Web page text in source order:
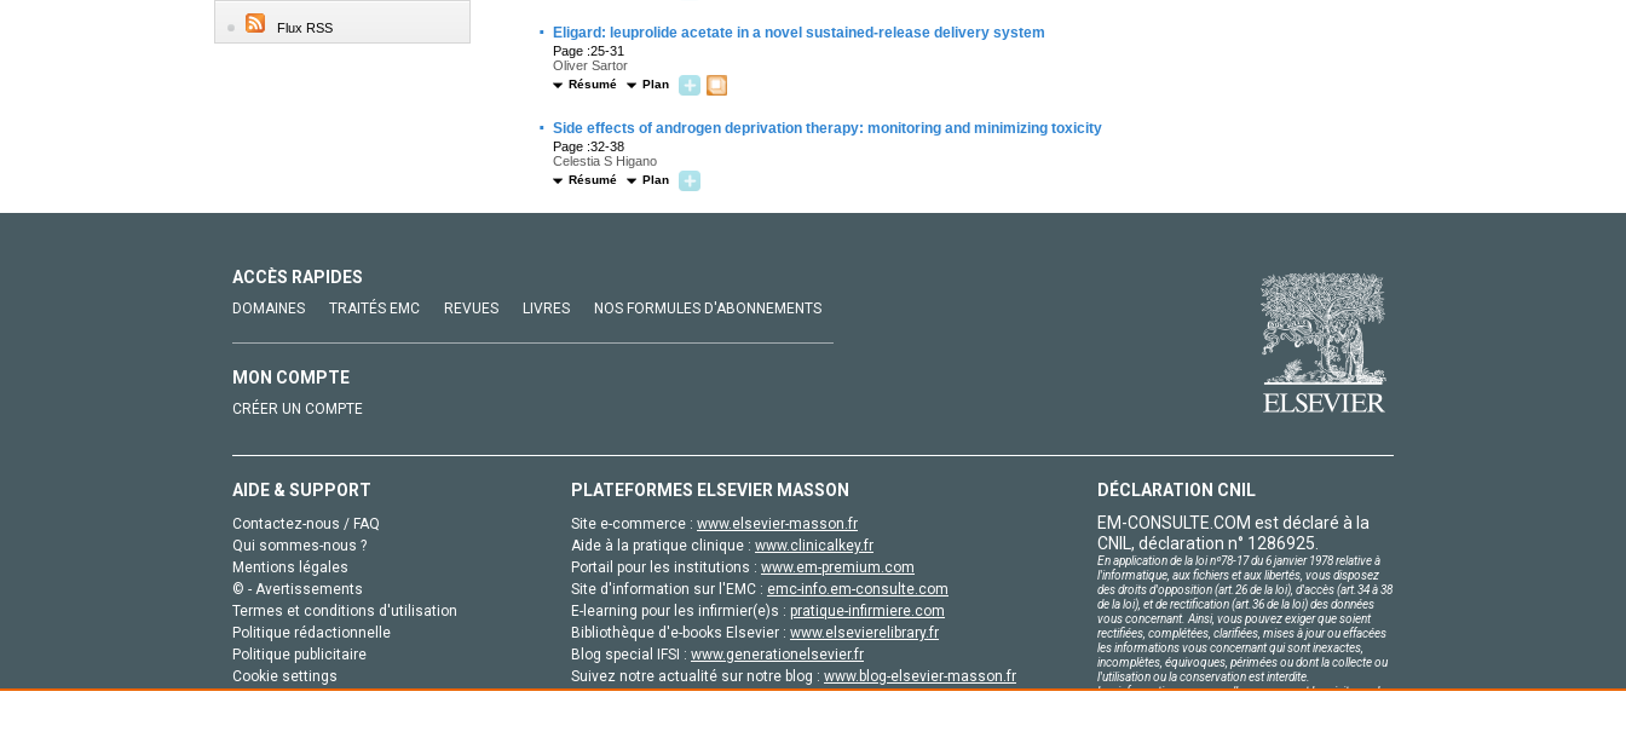
Flux RSS · Eligard: leuprolide acetate in a novel sustained-release delivery system
Page :25-31
Oliver Sartor
Résumé Plan
· Side effects of androgen deprivation therapy: monitoring and minimizing toxicity
Page :32-38
Celestia S Higano
Résumé Plan
ACCÈS RAPIDES
DOMAINES TRAITÉS EMC REVUES LIVRES NOS FORMULES D'ABONNEMENTS
MON COMPTE
CRÉER UN COMPTE
AIDE & SUPPORT
Contactez-nous / FAQ
Qui sommes-nous ?
Mentions légales
© - Avertissements
Termes et conditions d'utilisation
Politique rédactionnelle
Politique publicitaire
Cookie settings
PLATEFORMES ELSEVIER MASSON
Site e-commerce : www.elsevier-masson.fr
Aide à la pratique clinique : www.clinicalkey.fr
Portail pour les institutions : www.em-premium.com
Site d'information sur l'EMC : emc-info.em-consulte.com
E-learning pour les infirmier(e)s : pratique-infirmiere.com
Bibliothèque d'e-books Elsevier : www.elsevierelibrary.fr
Blog special IFSI : www.generationelsevier.fr
Suivez notre actualité sur notre blog : www.blog-elsevier-masson.fr
DÉCLARATION CNIL
EM-CONSULTE.COM est déclaré à la
CNIL, déclaration n° 1286925.
En application de la loi nº78-17 du 6 janvier 1978 relative à
l'informatique, aux fichiers et aux libertés, vous disposez
des droits d'opposition (art.26 de la loi), d'accès (art.34 à 38
de la loi), et de rectification (art.36 de la loi) des données
vous concernant. Ainsi, vous pouvez exiger que soient
rectifiées, complétées, clarifiées, mises à jour ou effacées
les informations vous concernant qui sont inexactes,
incomplètes, équivoques, périmées ou dont la collecte ou
l'utilisation ou la conservation est interdite.
Les informations personnelles concernant les visiteurs de